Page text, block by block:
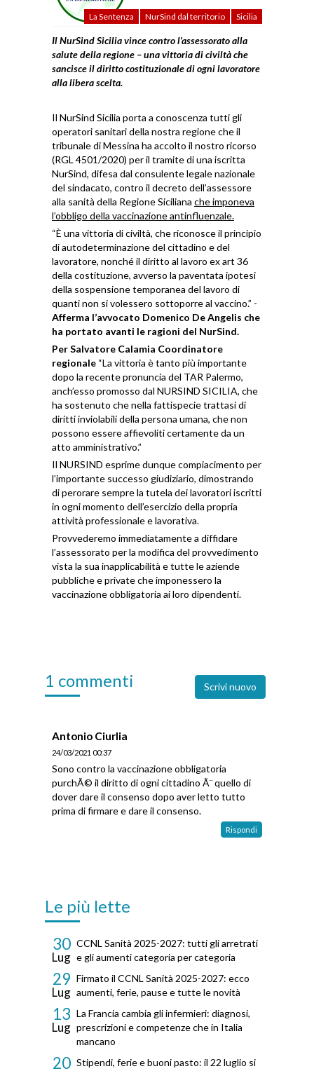
La Sentenza NurSind dal territorio Sicilia
Il NurSind Sicilia vince contro l’assessorato alla
salute della regione – una vittoria di civiltà che
sancisce il diritto costituzionale di ogni lavoratore
alla libera scelta.
Il NurSind Sicilia porta a conoscenza tutti gli
operatori sanitari della nostra regione che il
tribunale di Messina ha accolto il nostro ricorso
(RGL 4501/2020) per il tramite di una iscritta
NurSind, difesa dal consulente legale nazionale
del sindacato, contro il decreto dell’assessore
alla sanità della Regione Siciliana che imponeva
l’obbligo della vaccinazione antinfluenzale.
“È una vittoria di civiltà, che riconosce il principio
di autodeterminazione del cittadino e del
lavoratore, nonché il diritto al lavoro ex art 36
della costituzione, avverso la paventata ipotesi
della sospensione temporanea del lavoro di
quanti non si volessero sottoporre al vaccino.” -
Afferma l’avvocato Domenico De Angelis che
ha portato avanti le ragioni del NurSind.
Per Salvatore Calamia Coordinatore
regionale “La vittoria è tanto più importante
dopo la recente pronuncia del TAR Palermo,
anch’esso promosso dal NURSIND SICILIA, che
ha sostenuto che nella fattispecie trattasi di
diritti inviolabili della persona umana, che non
possono essere affievoliti certamente da un
atto amministrativo.”
Il NURSIND esprime dunque compiacimento per
l’importante successo giudiziario, dimostrando
di perorare sempre la tutela dei lavoratori iscritti
in ogni momento dell’esercizio della propria
attività professionale e lavorativa.
Provvederemo immediatamente a diffidare
l’assessorato per la modifica del provvedimento
vista la sua inapplicabilità e tutte le aziende
pubbliche e private che imponessero la
vaccinazione obbligatoria ai loro dipendenti.
1 commenti Scrivi nuovo
Antonio Ciurlia
24/03/2021 00:37
Sono contro la vaccinazione obbligatoria
purchÃ© il diritto di ogni cittadino Ã¨ quello di
dover dare il consenso dopo aver letto tutto
prima di firmare e dare il consenso.
Rispondi
Le più lette
30
Lug
CCNL Sanità 2025-2027: tutti gli arretrati
e gli aumenti categoria per categoria
29
Lug
Firmato il CCNL Sanità 2025-2027: ecco
aumenti, ferie, pause e tutte le novità
13
Lug
La Francia cambia gli infermieri: diagnosi,
prescrizioni e competenze che in Italia
mancano
20 Stipendi, ferie e buoni pasto: il 22 luglio si